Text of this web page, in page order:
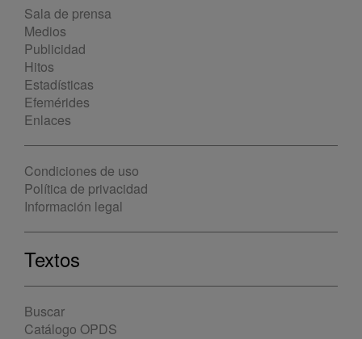
Sala de prensa
Medios
Publicidad
Hitos
Estadísticas
Efemérides
Enlaces
Condiciones de uso
Política de privacidad
Información legal
Textos
Buscar
Catálogo OPDS